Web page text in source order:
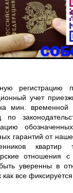
учет
мин. временной
по
гарантий от
отношения
уверенны в
как все